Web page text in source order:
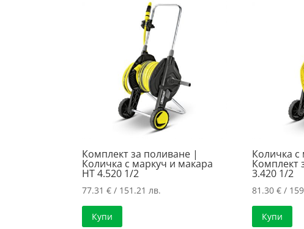
Комплект за поливане |
Количка с маркуч и макара
HT 4.520 1/2
77.31€ / 151.21 лв.
Купи
Количка
Комплект
3.420 1/2
81.30€ /
Купи